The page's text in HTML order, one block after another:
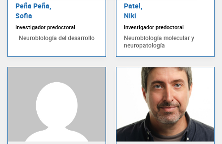
Peña Peña,
Sofia
Investigador predoctoral
Neurobiología del desarrollo
Patel,
Niki
Investigador predoctoral
Neurobiología molecular y
neuropatología